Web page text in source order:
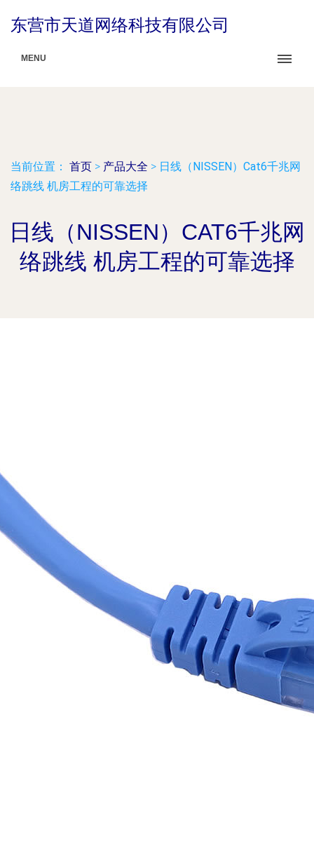
东营市天道网络科技有限公司
MENU
当前位置： 首页 > 产品大全 > 日线（NISSEN）Cat6千兆网
络跳线 机房工程的可靠选择
日线（NISSEN）CAT6千兆网
络跳线 机房工程的可靠选择